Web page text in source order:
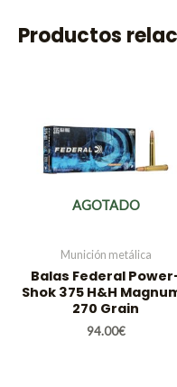
Productos
AGOTADO
Munición metálica
Balas Federal
Shok 375 H&H
270 Grain
94.00€